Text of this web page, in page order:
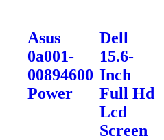
Asus
0a001-
00894600
Power
Dell
15.6-
Inch
Full Hd
Lcd
Screen